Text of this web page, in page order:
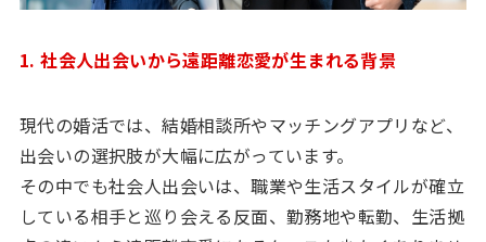
1. 社会人出会いから遠距離恋愛が生まれる背景
現代の婚活では、結婚相談所やマッチングアプリなど、
出会いの選択肢が大幅に広がっています。
その中でも社会人出会いは、職業や生活スタイルが確立
している相手と巡り会える反面、勤務地や転勤、生活拠